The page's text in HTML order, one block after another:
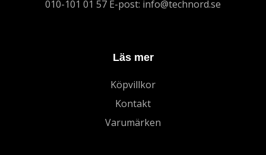
010-101 01 57 E-post: info@technord.se
Läs mer
Köpvillkor
Kontakt
Varumärken